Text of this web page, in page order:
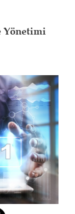
Yönetimi